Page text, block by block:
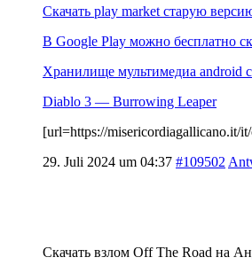
Скачать play market старую
В Google Play можно бесплатно
Хранилище мультимедиа android
Diablo 3 — Burrowing Leaper
[url=https://misericordiagallicano.it/
29. Juli 2024 um 04:37 #109502
Скачать взлом Off The Road на